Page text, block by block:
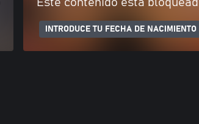
Este contenido está
INTRODUCE TU FECHA DE NACIMIENTO